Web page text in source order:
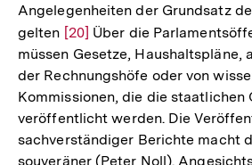
Angelegenheiten der Grundsatz
gelten Zur
Auflösung
der
Fußnote
[20] Über die
müssen Gesetze, Haushaltspläne,
der Rechnungshöfe oder von
Kommissionen, die die staatlichen
veröffentlicht werden. Die
sachverständiger Berichte macht
souveräner (Peter Noll).